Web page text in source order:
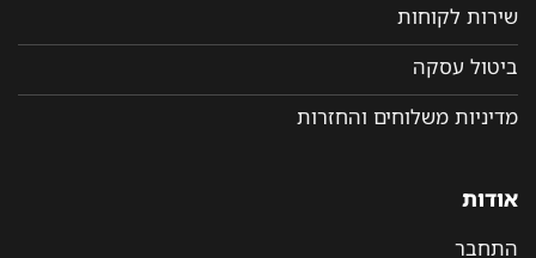
לקוחות
עסקה
משלוחים והחזרות